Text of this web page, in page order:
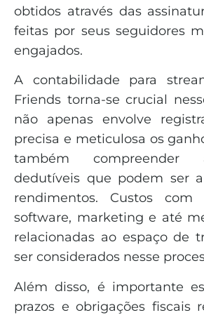
obtidos através das
feitas por seus seguidores
engajados.
A contabilidade para
Friends torna-se crucial
não apenas envolve
precisa e meticulosa os
também compreender
dedutíveis que podem ser
rendimentos. Custos com
software, marketing e até
relacionadas ao espaço de
ser considerados nesse
Além disso, é importante
prazos e obrigações fiscais